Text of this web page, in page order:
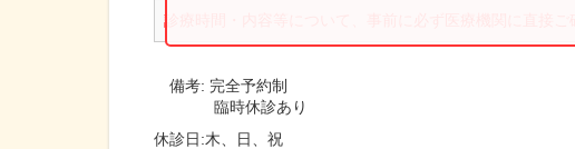
診療時間・内容等について、事前に必ず医療機関に直接ご
備考: 完全予約制
臨時休診あり
休診日:木、日、祝